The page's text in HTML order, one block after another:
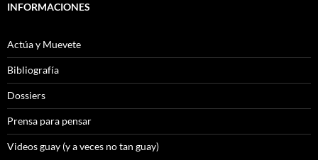
INFORMACIONES
Actúa y Muevete
Bibliografía
Dossiers
Prensa para pensar
Videos guay (y a veces no tan guay)